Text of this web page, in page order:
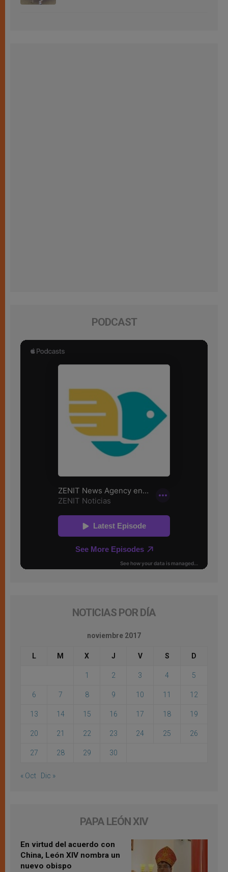
PODCAST
NOTICIAS POR DÍA
noviembre 2017
L M X J V S D
1 2 3 4 5
6 7 8 9 10 11 12
13 14 15 16 17 18 19
20 21 22 23 24 25 26
27 28 29 30
« Oct Dic »
PAPA LEÓN XIV
En virtud del acuerdo con
China, León XIV nombra un
nuevo obispo